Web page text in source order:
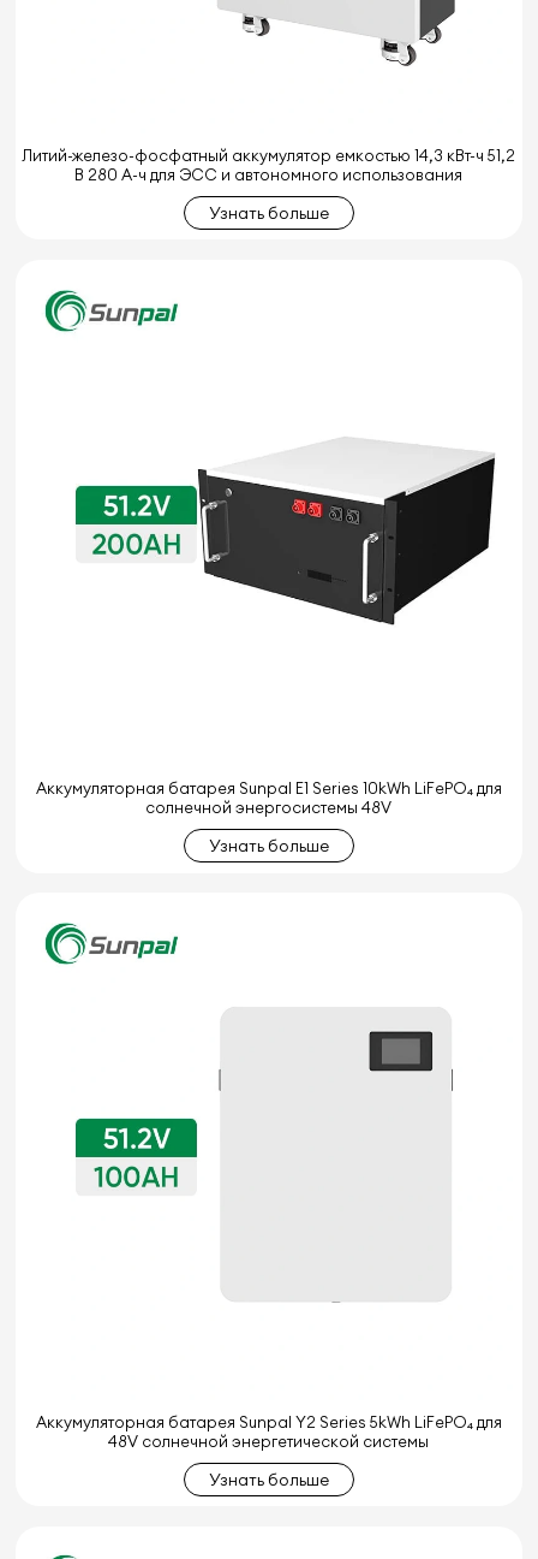
Литий-железо-фосфатный аккумулятор емкостью 14,3 кВт-ч 51,2
В 280 А-ч для ЭСС и автономного использования
Узнать больше
Аккумуляторная батарея Sunpal E1 Series 10kWh LiFePO₄ для
солнечной энергосистемы 48V
Узнать больше
Аккумуляторная батарея Sunpal Y2 Series 5kWh LiFePO₄ для
48V солнечной энергетической системы
Узнать больше